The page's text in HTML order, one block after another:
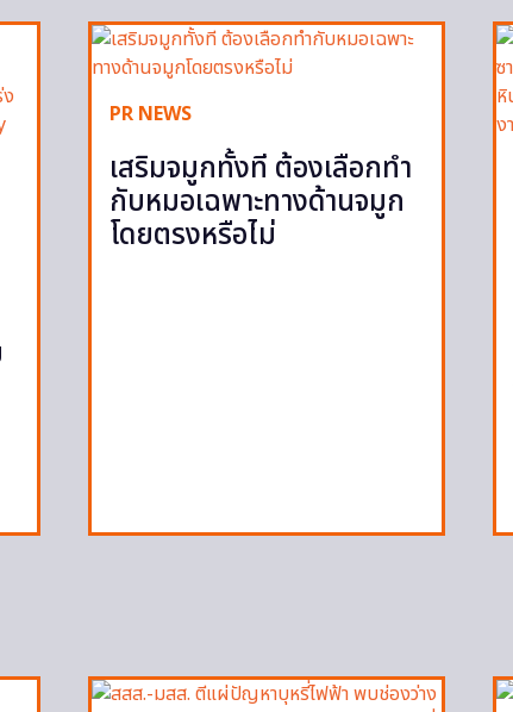
PR NEWS
เสริมจมูกทั้งที ต้องเลือกทำ
กับหมอเฉพาะทางด้านจมูก
โดยตรงหรือไม่